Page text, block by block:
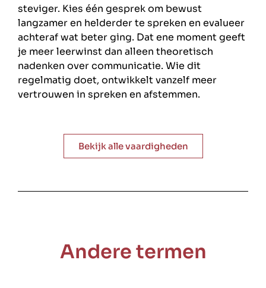
steviger. Kies één gesprek om bewust
langzamer en helderder te spreken en evalueer
achteraf wat beter ging. Dat ene moment geeft
je meer leerwinst dan alleen theoretisch
nadenken over communicatie. Wie dit
regelmatig doet, ontwikkelt vanzelf meer
vertrouwen in spreken en afstemmen.
Bekijk alle vaardigheden
Andere termen